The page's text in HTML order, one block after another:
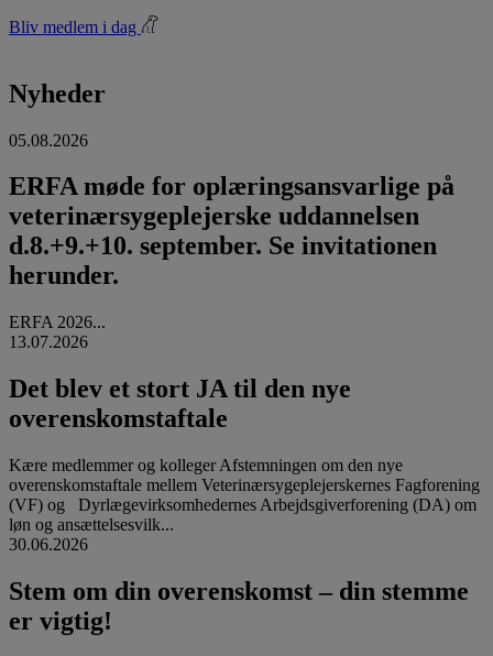
Bliv medlem i dag
Nyheder
05.08.2026
ERFA møde for oplæringsansvarlige på
veterinærsygeplejerske uddannelsen
d.8.+9.+10. september. Se invitationen
herunder.
ERFA 2026...
13.07.2026
Det blev et stort JA til den nye
overenskomstaftale
Kære medlemmer og kolleger Afstemningen om den nye
overenskomstaftale mellem Veterinærsygeplejerskernes Fagforening
(VF) og Dyrlægevirksomhedernes Arbejdsgiverforening (DA) om
løn og ansættelsesvilk...
30.06.2026
Stem om din overenskomst – din stemme
er vigtig!